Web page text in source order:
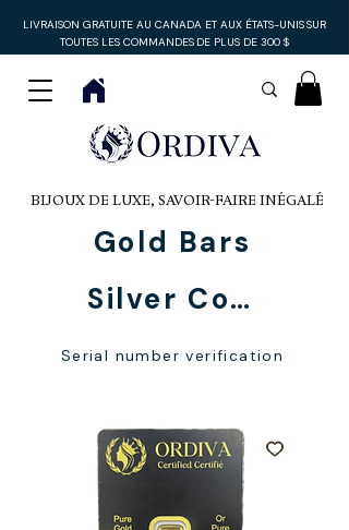
LIVRAISON GRATUITE AU CANADA ET AUX ÉTATS-UNISSUR
TOUTES LES COMMANDES DE PLUS DE 300 $
BIJOUX DE LUXE, SAVOIR-FAIRE INÉGALÉ
Gold Bars
Silver Coins
Serial number verification